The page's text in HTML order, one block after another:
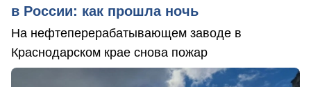
в России: как прошла ночь
На нефтеперерабатывающем заводе в
Краснодарском крае снова пожар